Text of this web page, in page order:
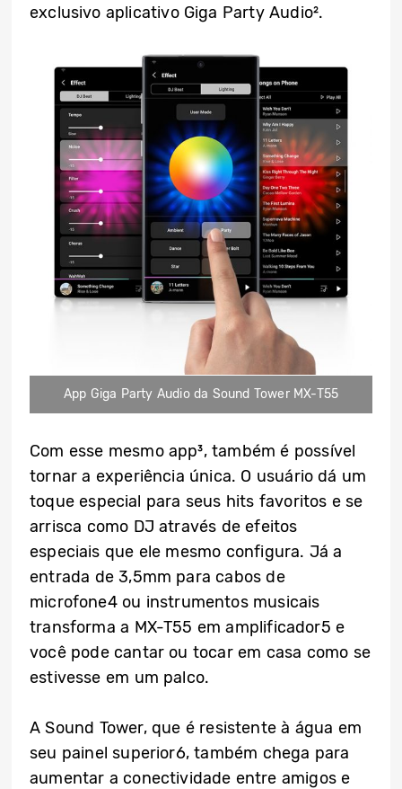
exclusivo aplicativo Giga Party Audio².
App Giga Party Audio da Sound Tower MX-T55
Com esse mesmo app³, também é possível
tornar a experiência única. O usuário dá um
toque especial para seus hits favoritos e se
arrisca como DJ através de efeitos
especiais que ele mesmo configura. Já a
entrada de 3,5mm para cabos de
microfone4 ou instrumentos musicais
transforma a MX-T55 em amplificador5 e
você pode cantar ou tocar em casa como se
estivesse em um palco.
A Sound Tower, que é resistente à água em
seu painel superior6, também chega para
aumentar a conectividade entre amigos e